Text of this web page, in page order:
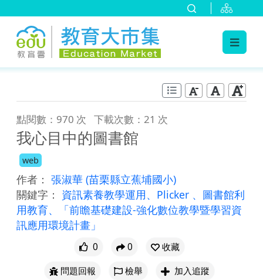
點閱數：970 次 下載次數：21 次
我心目中的圖書館
web
作者： 張淑華 (苗栗縣立蕉埔國小)
關鍵字： 資訊素養教學運用、Plicker 、圖書館利
用教育、「前瞻基礎建設-強化數位教學暨學習資
訊應用環境計畫」
0 0
收藏
問題回報
檢舉 加入追蹤